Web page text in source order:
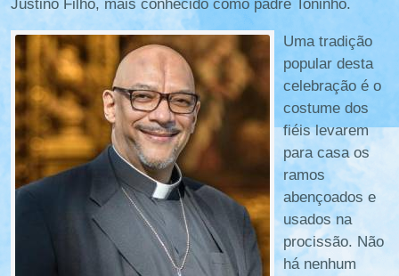
Justino Filho, mais conhecido como padre Toninho.
Uma tradição
popular desta
celebração é o
costume dos
fiéis levarem
para casa os
ramos
abençoados e
usados na
procissão. Não
há nenhum